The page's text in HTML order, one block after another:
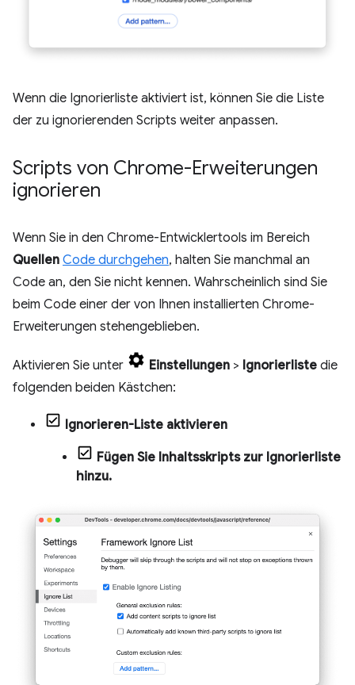
Wenn die Ignorierliste aktiviert ist, können Sie die Liste
der zu ignorierenden Scripts weiter anpassen.
Scripts von Chrome-Erweiterungen
ignorieren
Wenn Sie in den Chrome-Entwicklertools im Bereich
Quellen Code durchgehen, halten Sie manchmal an
Code an, den Sie nicht kennen. Wahrscheinlich sind Sie
beim Code einer der von Ihnen installierten Chrome-
Erweiterungen stehengeblieben.
Aktivieren Sie unter Einstellungen > Ignorierliste die
folgenden beiden Kästchen:
Ignorieren-Liste aktivieren
Fügen Sie Inhaltsskripts zur Ignorierliste
hinzu.